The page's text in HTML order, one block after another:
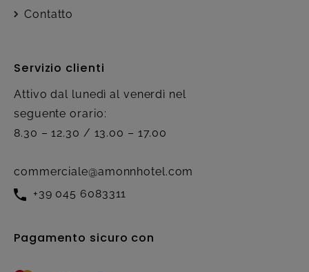
Contatto
Servizio clienti
Attivo dal lunedì al venerdì nel
seguente orario:
8.30 – 12.30 / 13.00 – 17.00
commerciale@amonnhotel.com
+39 045 6083311
Pagamento sicuro con